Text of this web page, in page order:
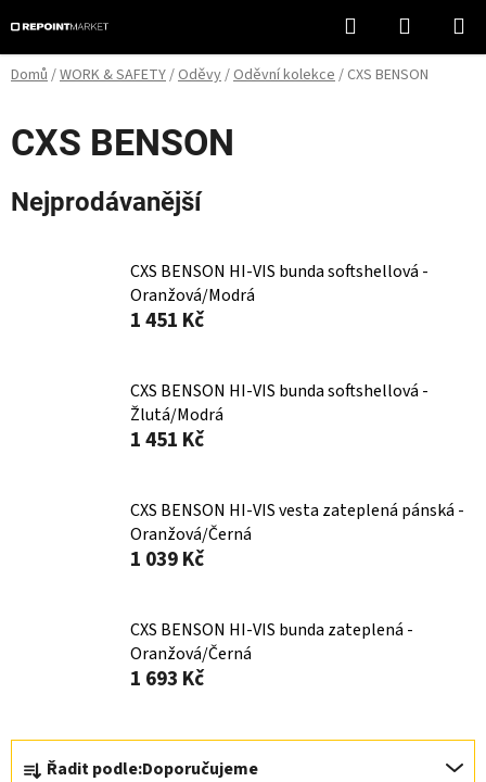
na
obsah
Hledat
KOŠÍK
Domů/WORK & SAFETY/Oděvy/Oděvní kolekce/ CXS BENSON
CXS BENSON
Nejprodávanější
CXS BENSON HI-VIS bunda softshellová -
Oranžová/Modrá
1 451 Kč
CXS BENSON HI-VIS bunda softshellová -
Žlutá/Modrá
1 451 Kč
CXS BENSON HI-VIS vesta zateplená pánská -
Oranžová/Černá
1 039 Kč
CXS BENSON HI-VIS bunda zateplená -
Oranžová/Černá
1 693 Kč
Řadit podle:Doporučujeme